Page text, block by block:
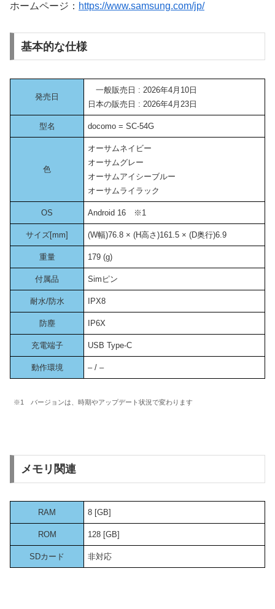
ホームページ： https://www.samsung.com/jp/
基本的な仕様
発売日
一般販売日 : 2026年4月10日
日本の販売日 : 2026年4月23日
型名 docomo = SC-54G
色
オーサムネイビー
オーサムグレー
オーサムアイシーブルー
オーサムライラック
OS Android 16 ※1
サイズ[mm] (W幅)76.8 × (H高さ)161.5 × (D奥行)6.9
重量 179 (g)
付属品 Simピン
耐水/防水 IPX8
防塵 IP6X
充電端子 USB Type-C
動作環境 – / –
※1 バージョンは、時期やアップデート状況で変わります
メモリ関連
RAM 8 [GB]
ROM 128 [GB]
SDカード 非対応